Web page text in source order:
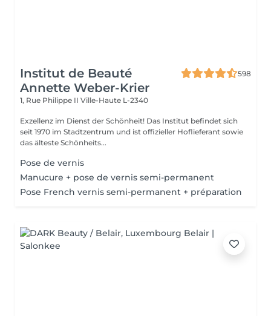
Institut de Beauté
Annette Weber-Krier
598
1, Rue Philippe II Ville-Haute L-2340
Exzellenz im Dienst der Schönheit! Das Institut befindet sich
seit 1970 im Stadtzentrum und ist offizieller Hoflieferant sowie
das älteste Schönheits...
Pose de vernis
Manucure + pose de vernis semi-permanent
Pose French vernis semi-permanent + préparation